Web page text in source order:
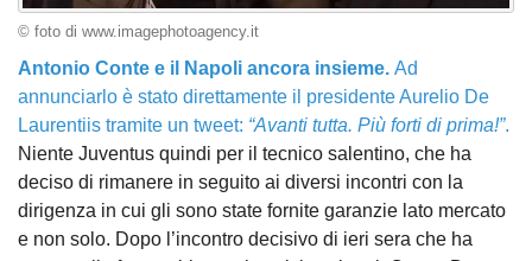
© foto di www.imagephotoagency.it
Antonio Conte e il Napoli ancora insieme. Ad
annunciarlo è stato direttamente il presidente Aurelio De
Laurentiis tramite un tweet: “Avanti tutta. Più forti di prima!”.
Niente Juventus quindi per il tecnico salentino, che ha
deciso di rimanere in seguito ai diversi incontri con la
dirigenza in cui gli sono state fornite garanzie lato mercato
e non solo. Dopo l’incontro decisivo di ieri sera che ha